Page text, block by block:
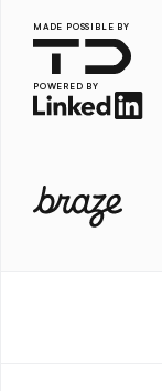
MADE POSSIBLE BY
POWERED BY